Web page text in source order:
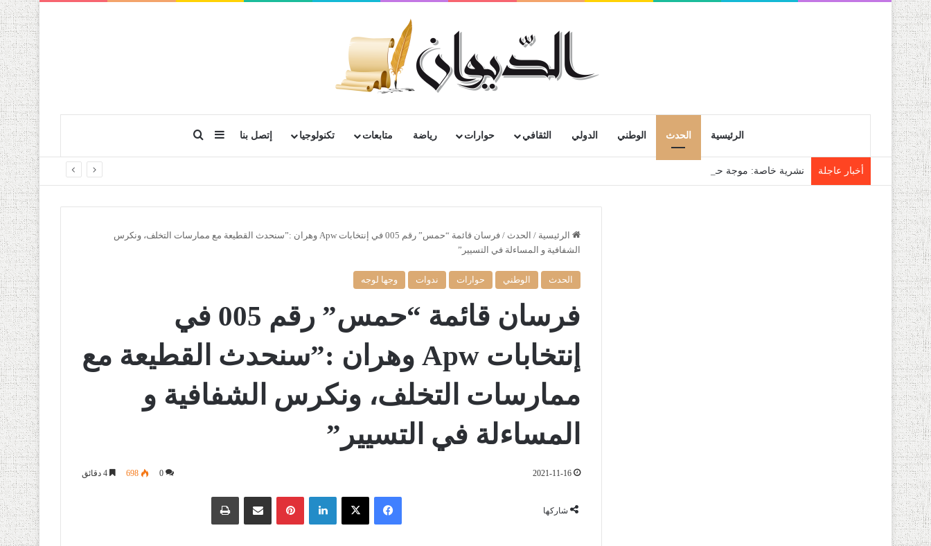
الرئيسية الحدث الوطني الدولي الثقافي حوارات رياضة متابعات تكنولوجيا إتصل بنا إضافة عمود جانبي
أخبار عاجلة نشرية خاصة: موجة حر شديدة تتعدى 45 درجة تجتاح عدة ولايات إلى غاية الاثنين
الرئيسية / الحدث /
فرسان قائمة “حمس” رقم 005 في إنتخابات Apw وهران :”سنحدث القطيعة مع ممارسات التخلف، ونكرس
الشفافية و المساءلة في التسيير”
الحدث الوطني حوارات ندوات وجها لوجه
فرسان قائمة “حمس” رقم 005 في
إنتخابات Apw وهران :”سنحدث القطيعة مع
ممارسات التخلف، ونكرس الشفافية و
المساءلة في التسيير”
2021-11-16
0
698
شاركها
فيسبوك ‫X لينكدإن بينتيريست